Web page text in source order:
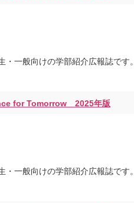
一般向けの学部紹介広報誌です。
for Tomorrow 2025年版
一般向けの学部紹介広報誌です。